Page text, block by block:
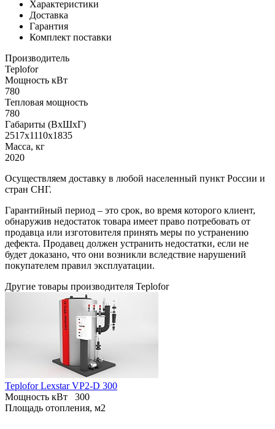
Характеристики
Доставка
Гарантия
Комплект поставки
Производитель
Teplofor
Мощность кВт
780
Тепловая мощность
780
Габариты (ВхШхГ)
2517х1110х1835
Масса, кг
2020
Осуществляем доставку в любой населенный пункт России и
стран СНГ.
Гарантийный период – это срок, во время которого клиент,
обнаружив недостаток товара имеет право потребовать от
продавца или изготовителя принять меры по устранению
дефекта. Продавец должен устранить недостатки, если не
будет доказано, что они возникли вследствие нарушений
покупателем правил эксплуатации.
Другие товары производителя Teplofor
Teplofor Lexstar VP2-D 300
Мощность кВт
300
Площадь отопления, м2